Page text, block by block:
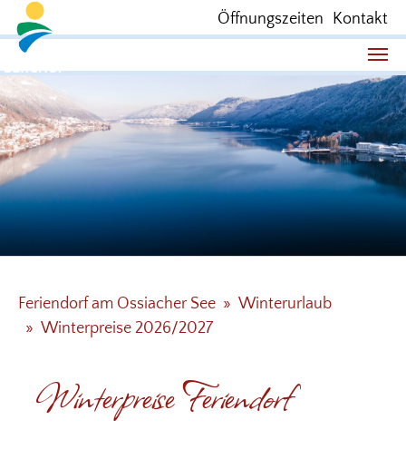
Öffnungszeiten Kontakt
Feriendorf am Ossiacher See
Winterurlaub
Winterpreise 2026/2027
Winterpreise Feriendorf